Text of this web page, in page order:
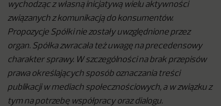
wychodząc z własną inicjatywą wielu aktywności
związanych z komunikacją do konsumentów.
Propozycje Spółki nie zostały uwzględnione przez
organ. Spółka zwracała też uwagę na precedensowy
charakter sprawy. W szczególności na brak przepisów
prawa określających sposób oznaczania treści
publikacji w mediach społecznościowych, a w związku z
tym na potrzebę współpracy oraz dialogu.